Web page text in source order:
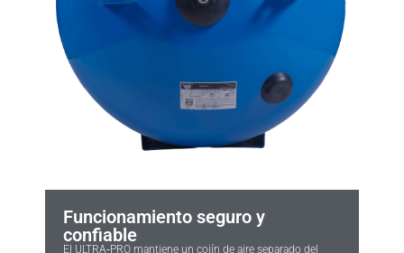
Funcionamiento seguro y
confiable
El ULTRA‑PRO mantiene un cojín de aire separado del